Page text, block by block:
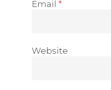
Email *
Website